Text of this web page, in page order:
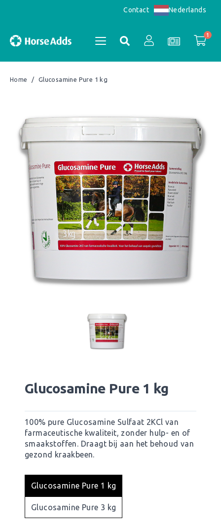
Contact Nederlands
Bestellingen
Registreren
1
25,50
Bekijk winkelwagen
Afrekenen
Home / Glucosamine Pure 1 kg
Glucosamine Pure 1 kg
100% pure Glucosamine Sulfaat 2KCl van
farmaceutische kwaliteit, zonder hulp- en of
smaakstoffen. Draagt bij aan het behoud van
gezond kraakbeen.
Glucosamine Pure 1 kg
Glucosamine Pure 3 kg